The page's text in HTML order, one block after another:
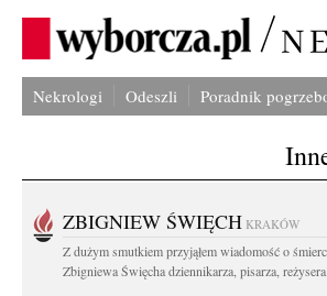
Nekrologi Odeszli Poradnik
ZBIGNIEW ŚWIĘCH KRAKÓW
Z dużym smutkiem przyjąłem wiadomość o
Zbigniewa Święcha dziennikarza, pisarza,